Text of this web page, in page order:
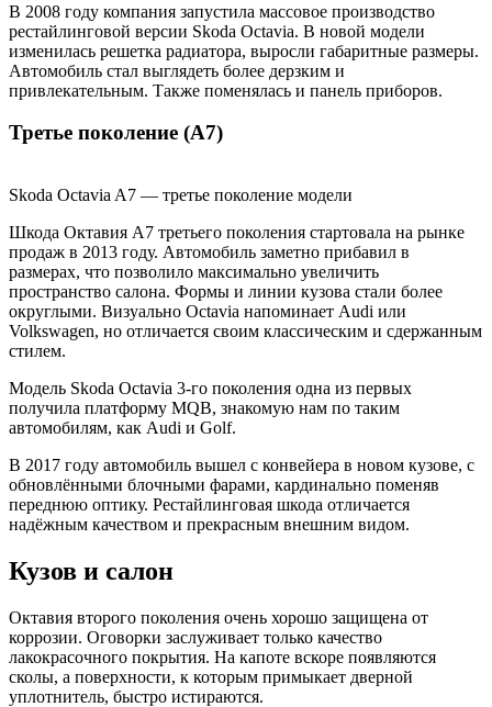
В 2008 году компания запустила массовое производство
рестайлинговой версии Skoda Octavia. В новой модели
изменилась решетка радиатора, выросли габаритные размеры.
Автомобиль стал выглядеть более дерзким и
привлекательным. Также поменялась и панель приборов.
Третье поколение (А7)
Skoda Octavia A7 — третье поколение модели
Шкода Октавия А7 третьего поколения стартовала на рынке
продаж в 2013 году. Автомобиль заметно прибавил в
размерах, что позволило максимально увеличить
пространство салона. Формы и линии кузова стали более
округлыми. Визуально Octavia напоминает Audi или
Volkswagen, но отличается своим классическим и сдержанным
стилем.
Модель Skoda Octavia 3-го поколения одна из первых
получила платформу MQB, знакомую нам по таким
автомобилям, как Audi и Golf.
В 2017 году автомобиль вышел с конвейера в новом кузове, с
обновлёнными блочными фарами, кардинально поменяв
переднюю оптику. Рестайлинговая шкода отличается
надёжным качеством и прекрасным внешним видом.
Кузов и салон
Октавия второго поколения очень хорошо защищена от
коррозии. Оговорки заслуживает только качество
лакокрасочного покрытия. На капоте вскоре появляются
сколы, а поверхности, к которым примыкает дверной
уплотнитель, быстро истираются.